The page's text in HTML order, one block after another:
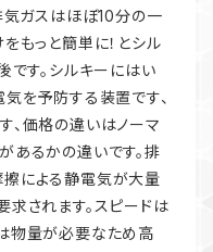
気ガスはほぼ10分の一
もっと簡単に！とシル
です。シルキーにはい
を予防する装置です、
、価格の違いはノーマ
あるかの違いです。排
による静電気が大量
求されます。スピードは
物量が必要なため高